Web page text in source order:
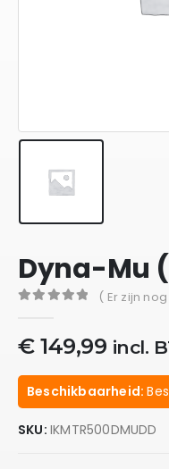
Dyna-Mu
( Er zijn
€149,99 incl.
Beschikbaarheid:
SKU: IKMTR500DMUDD